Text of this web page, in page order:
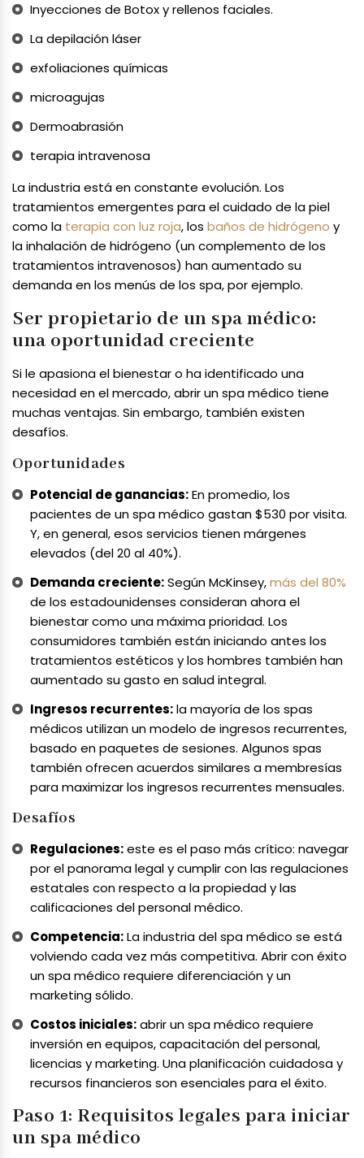
Inyecciones de Botox y rellenos faciales.
La depilación láser
exfoliaciones químicas
microagujas
Dermoabrasión
terapia intravenosa
La industria está en constante evolución. Los
tratamientos emergentes para el cuidado de la piel
como la terapia con luz roja, los baños de hidrógeno y
la inhalación de hidrógeno (un complemento de los
tratamientos intravenosos) han aumentado su
demanda en los menús de los spa, por ejemplo.
Ser propietario de un spa médico:
una oportunidad creciente
Si le apasiona el bienestar o ha identificado una
necesidad en el mercado, abrir un spa médico tiene
muchas ventajas. Sin embargo, también existen
desafíos.
Oportunidades
Potencial de ganancias:En promedio, los
pacientes de un spa médico gastan $530 por visita.
Y, en general, esos servicios tienen márgenes
elevados (del 20 al 40%).
Demanda creciente:Según McKinsey,más del 80%
de los estadounidenses consideran ahora el
bienestar como una máxima prioridad. Los
consumidores también están iniciando antes los
tratamientos estéticos y los hombres también han
aumentado su gasto en salud integral.
Ingresos recurrentes:la mayoría de los spas
médicos utilizan un modelo de ingresos recurrentes,
basado en paquetes de sesiones. Algunos spas
también ofrecen acuerdos similares a membresías
para maximizar los ingresos recurrentes mensuales.
Desafíos
Regulaciones:este es el paso más crítico: navegar
por el panorama legal y cumplir con las regulaciones
estatales con respecto a la propiedad y las
calificaciones del personal médico.
Competencia:La industria del spa médico se está
volviendo cada vez más competitiva. Abrir con éxito
un spa médico requiere diferenciación y un
marketing sólido.
Costos iniciales:abrir un spa médico requiere
inversión en equipos, capacitación del personal,
licencias y marketing. Una planificación cuidadosa y
recursos financieros son esenciales para el éxito.
Paso 1: Requisitos legales para iniciar
un spa médico